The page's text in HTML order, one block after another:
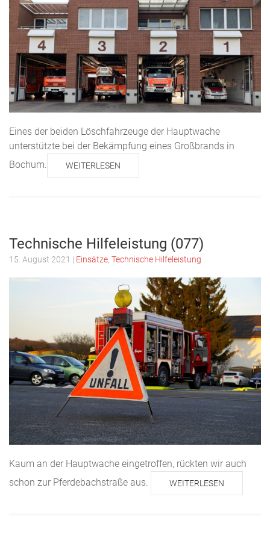
Eines der beiden Löschfahrzeuge der Hauptwache
unterstützte bei der Bekämpfung eines Großbrands in
Bochum.
WEITERLESEN
Technische Hilfeleistung (077)
15. August 2021 | Einsätze Technische Hilfeleistung
Kaum an der Hauptwache eingetroffen, rückten wir auch
schon zur Pferdebachstraße aus.
WEITERLESEN